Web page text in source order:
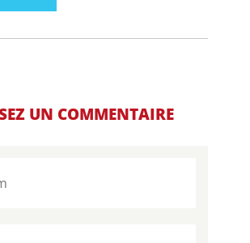
UN COMMENTAIRE